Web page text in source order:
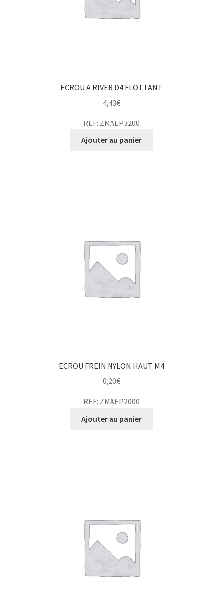
ECROU A RIVER D4 FLOTTANT
4,43€
REF: ZMAEP3200
Ajouter au panier
ECROU FREIN NYLON HAUT M4
0,20€
REF: ZMAEP2000
Ajouter au panier